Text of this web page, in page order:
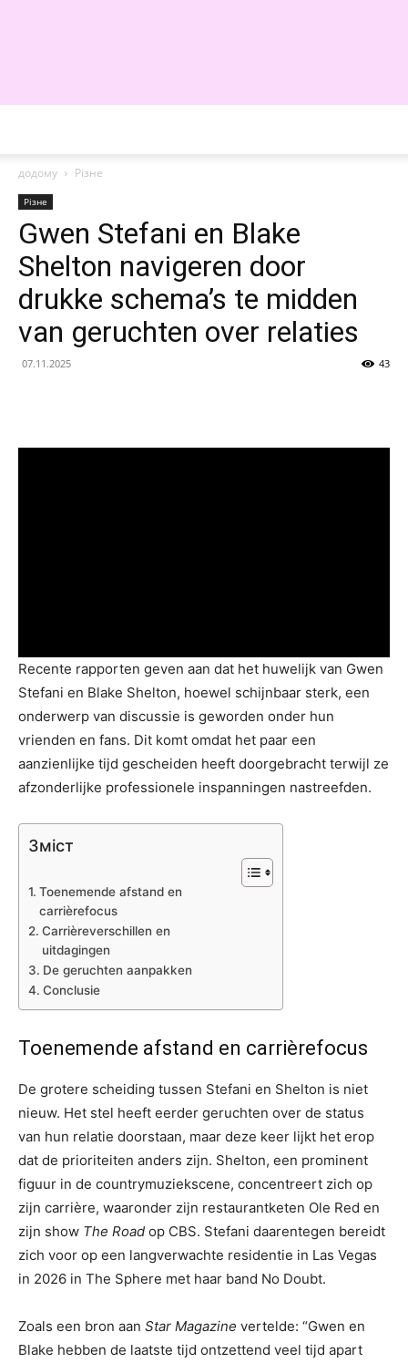
додому
Різне
Різне
Gwen Stefani en Blake
Shelton navigeren door
drukke schema’s te midden
van geruchten over relaties
07.11.2025 43
Recente rapporten geven aan dat het huwelijk van Gwen
Stefani en Blake Shelton, hoewel schijnbaar sterk, een
onderwerp van discussie is geworden onder hun
vrienden en fans. Dit komt omdat het paar een
aanzienlijke tijd gescheiden heeft doorgebracht terwijl ze
afzonderlijke professionele inspanningen nastreefden.
Зміст
Toenemende afstand en
carrièrefocus
Carrièreverschillen en
uitdagingen
De geruchten aanpakken
Conclusie
Toenemende afstand en carrièrefocus
De grotere scheiding tussen Stefani en Shelton is niet
nieuw. Het stel heeft eerder geruchten over de status
van hun relatie doorstaan, maar deze keer lijkt het erop
dat de prioriteiten anders zijn. Shelton, een prominent
figuur in de countrymuziekscene, concentreert zich op
zijn carrière, waaronder zijn restaurantketen Ole Red en
zijn show The Road op CBS. Stefani daarentegen bereidt
zich voor op een langverwachte residentie in Las Vegas
in 2026 in The Sphere met haar band No Doubt.
Zoals een bron aan Star Magazine vertelde: “Gwen en
Blake hebben de laatste tijd ontzettend veel tijd apart